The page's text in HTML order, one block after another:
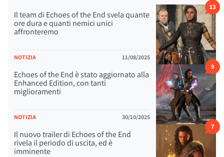
Il team di Echoes of the End svela quante
ore dura e quanti nemici unici
affronteremo
NOTIZIA 11/08/2025
13
Echoes of the End è stato aggiornato alla
Enhanced Edition, con tanti
miglioramenti
NOTIZIA 30/10/2025
9
Il nuovo trailer di Echoes of the End
rivela il periodo di uscita, ed è
imminente
7